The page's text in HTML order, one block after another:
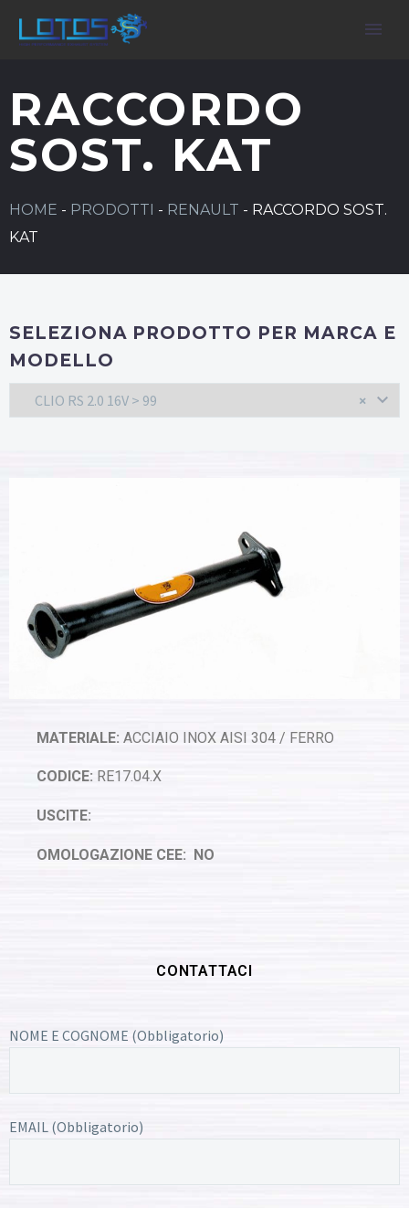
RACCORDO
SOST. KAT
HOME - PRODOTTI - RENAULT - RACCORDO SOST.
KAT
SELEZIONA PRODOTTO PER MARCA E
MODELLO
×
CLIO RS 2.0 16V > 99
MATERIALE: ACCIAIO INOX AISI 304 / FERRO
CODICE: RE17.04.X
USCITE:
OMOLOGAZIONE CEE: NO
CONTATTACI
NOME E COGNOME (Obbligatorio)
EMAIL (Obbligatorio)